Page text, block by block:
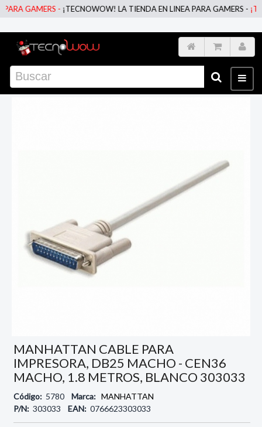
GAMERS -¡TECNOWOW! LA TIENDA EN LINEA PARA GAMERS -
MANHATTAN CABLE PARA
IMPRESORA, DB25 MACHO - CEN36
MACHO, 1.8 METROS, BLANCO 303033
Código: 5780 Marca: MANHATTAN
P/N: 303033 EAN: 0766623303033